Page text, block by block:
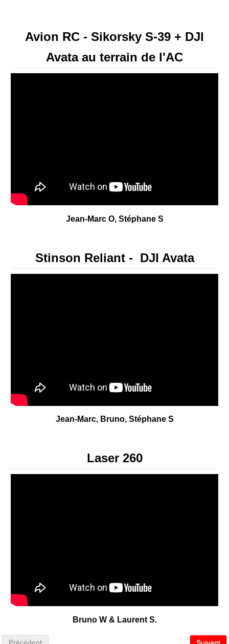
Avion RC - Sikorsky S-39 + DJI
Avata au terrain de l'AC
Jean-Marc O, Stéphane S
Stinson Reliant - DJI Avata
Jean-Marc, Bruno, Stéphane S
Laser 260
Bruno W & Laurent S.
Précédent Suivant